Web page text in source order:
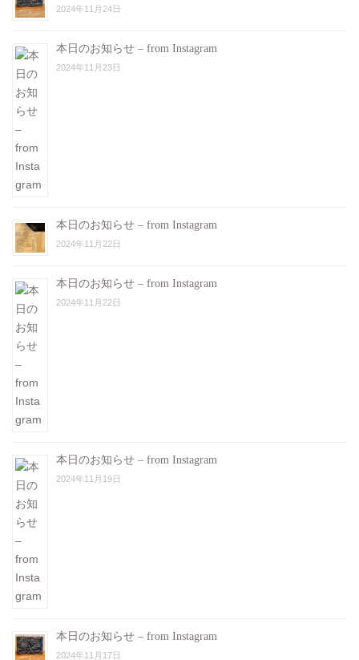
2024年11月24日
本日のお知らせ – from Instagram
2024年11月23日
本日のお知らせ – from Instagram
2024年11月22日
本日のお知らせ – from Instagram
2024年11月22日
本日のお知らせ – from Instagram
2024年11月19日
本日のお知らせ – from Instagram
2024年11月17日